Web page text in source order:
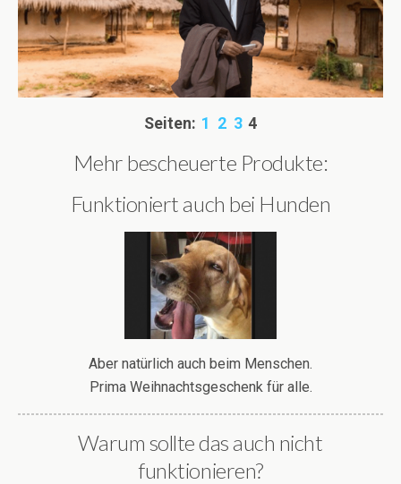
Seiten: 1 2 3 4
Mehr bescheuerte Produkte:
Funktioniert auch bei Hunden
Aber natürlich auch beim Menschen.
Prima Weihnachtsgeschenk für alle.
Warum sollte das auch nicht
funktionieren?